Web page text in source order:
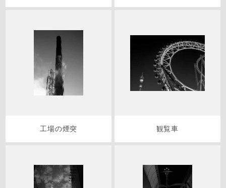
工場の煙突 観覧車